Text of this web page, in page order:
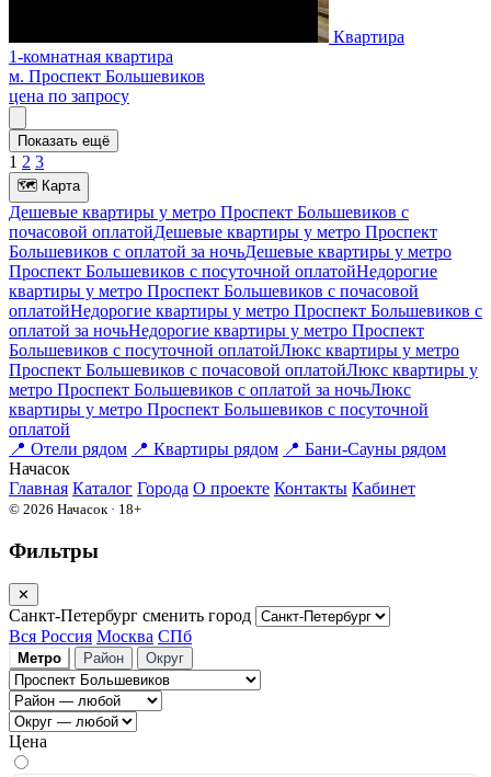
Квартира
1-комнатная квартира
м. Проспект Большевиков
цена по запросу
Показать ещё
1 2 3
🗺 Карта
Дешевые квартиры у метро Проспект Большевиков c
почасовой оплатойДешевые квартиры у метро Проспект
Большевиков с оплатой за ночьДешевые квартиры у метро
Проспект Большевиков c посуточной оплатойНедорогие
квартиры у метро Проспект Большевиков c почасовой
оплатойНедорогие квартиры у метро Проспект Большевиков с
оплатой за ночьНедорогие квартиры у метро Проспект
Большевиков c посуточной оплатойЛюкс квартиры у метро
Проспект Большевиков c почасовой оплатойЛюкс квартиры у
метро Проспект Большевиков с оплатой за ночьЛюкс
квартиры у метро Проспект Большевиков c посуточной
оплатой
📍 Отели рядом 📍 Квартиры рядом 📍 Бани-Сауны рядом
Начасок
Главная Каталог Города О проекте Контакты Кабинет
© 2026 Начасок · 18+
Фильтры
✕
Санкт-Петербург сменить город
Вся Россия Москва СПб
Метро Район Округ
Цена